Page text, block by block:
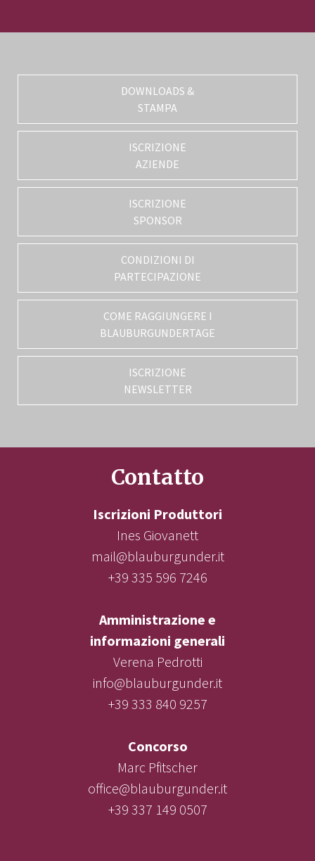
DOWNLOADS &
STAMPA
ISCRIZIONE
AZIENDE
ISCRIZIONE
SPONSOR
CONDIZIONI DI
PARTECIPAZIONE
COME RAGGIUNGERE I
BLAUBURGUNDERTAGE
ISCRIZIONE
NEWSLETTER
Contatto
Iscrizioni Produttori
Ines Giovanett
mail@blauburgunder.it
+39 335 596 7246
Amministrazione e
informazioni generali
Verena Pedrotti
info@blauburgunder.it
+39 333 840 9257
Concorso
Marc Pfitscher
office@blauburgunder.it
+39 337 149 0507